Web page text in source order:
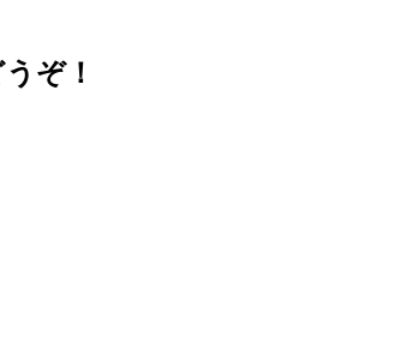
ぞ！